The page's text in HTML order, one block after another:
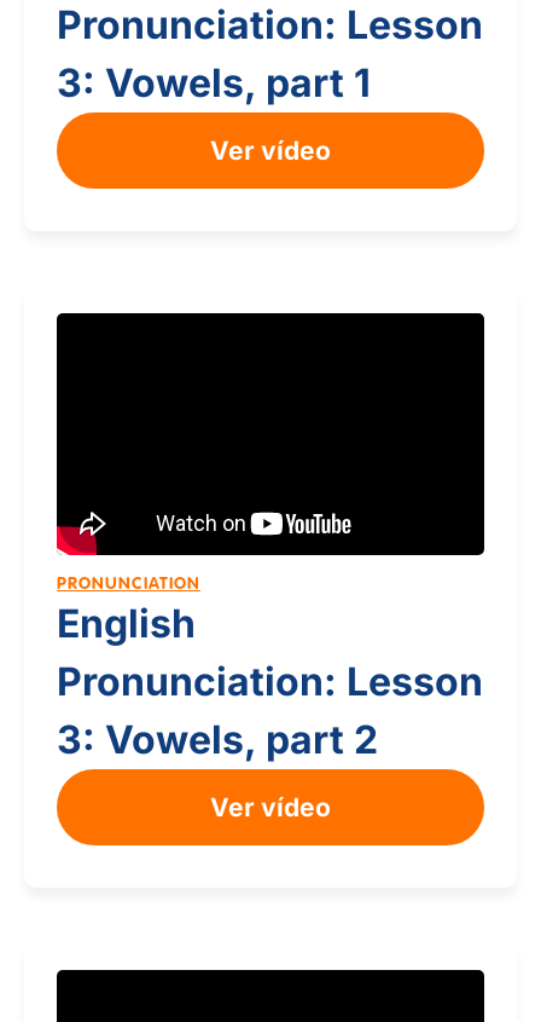
Pronunciation: Lesson
3: Vowels, part 1
Ver vídeo
PRONUNCIATION
English
Pronunciation: Lesson
3: Vowels, part 2
Ver vídeo